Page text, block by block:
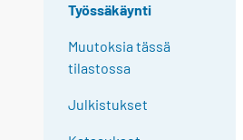
Työssäkäynti
Muutoksia tässä
tilastossa
Julkistukset